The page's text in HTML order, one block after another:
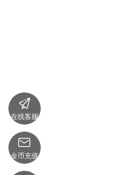

在线客服

金币充值